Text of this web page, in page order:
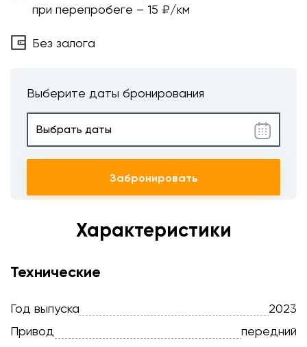
при перепробеге – 15 ₽/км
Без залога
Выберите даты бронирования
Забронировать
Характеристики
Технические
Год выпуска
2023
Привод
передний